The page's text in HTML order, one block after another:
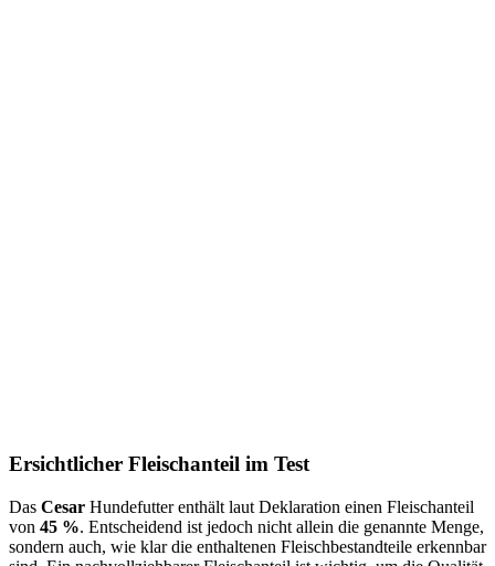
Ersichtlicher Fleischanteil im Test
Das Cesar Hundefutter enthält laut Deklaration einen Fleischanteil
von 45 %. Entscheidend ist jedoch nicht allein die genannte Menge,
sondern auch, wie klar die enthaltenen Fleischbestandteile erkennbar